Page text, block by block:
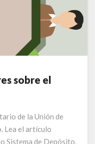
sobre el
de la Unión de
Lea el artículo
Sistema de Depósito,